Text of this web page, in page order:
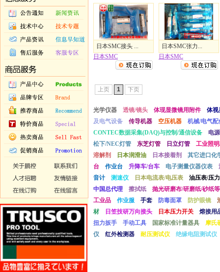
日本SMC接头 ...
日本SMC
日本SMC张力...
日本SMC
上页 1 下页
光学仪器 透镜/镜头 体现显微镜用附件
体视
及电气设备
传导机器 空压机器
机械/电气配
CONTEC数据采集(DAQ)与控制/通信设备
电
松下/NEC灯管
东芝灯管 日立灯管
工业照
溶解剂
日本润滑油 日本接着剂
其它进口化
台
作业台 升降车/台车 电子测量仪器仪表
音计
测速仪 日本电流表/电压表
油压表/压
中国总代理
擦拭纸
抛光研磨布/研磨纸/砂纸等
工业品
作业服 手套 防毒面罩 防护眼镜
材
日笠技研万向接头 日本压力开关
熔接用
扭力扳手
手动工具 国家标准计量器具
摩氏
仪
红外检测器 耐压测试仪 绝缘电阻测试仪